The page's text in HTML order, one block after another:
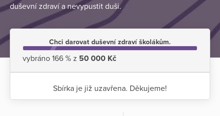
duševní zdraví a nevypustit duši.
Chci darovat duševní zdraví školákům.
vybráno 166 % z 50 000 Kč
Sbírka je již uzavřena. Děkujeme!